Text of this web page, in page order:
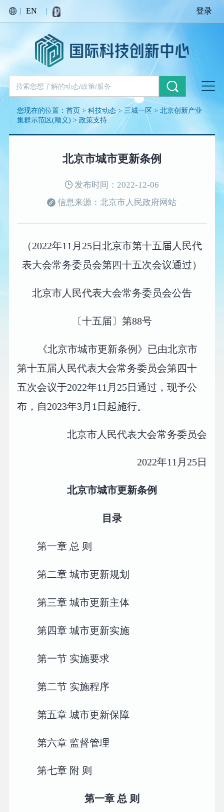
| EN | 登录
您现在的位置：首页 >科技动态>三城一区 >北京创新产业
集群示范区(顺义) >政策支持
北京市城市更新条例
发布时间：2022-12-06
信息来源：北京市人民政府网站
（2022年11月25日北京市第十五届人民代
表大会常务委员会第四十五次会议通过）
北京市人民代表大会常务委员会公告
〔十五届〕第88号
《北京市城市更新条例》已由北京市
第十五届人民代表大会常务委员会第四十
五次会议于2022年11月25日通过，现予公
布，自2023年3月1日起施行。
北京市人民代表大会常务委员会
2022年11月25日
北京市城市更新条例
目录
第一章 总 则
第二章 城市更新规划
第三章 城市更新主体
第四章 城市更新实施
第一节 实施要求
第二节 实施程序
第五章 城市更新保障
第六章 监督管理
第七章 附 则
第一章 总 则